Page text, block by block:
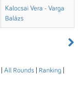
Kalocsai Vera - Varga
Balázs
All Rounds Ranking